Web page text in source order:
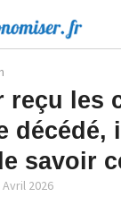
reçu les
décédé,
savoir
2026